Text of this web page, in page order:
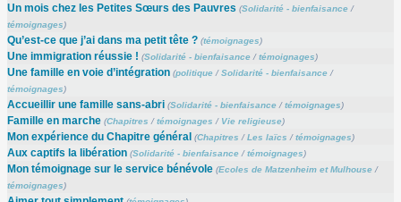
Un mois chez les Petites Sœurs des Pauvres (Solidarité - bienfaisance/
témoignages)
Qu’est-ce que j’ai dans ma petit tête ? (témoignages)
Une immigration réussie ! (Solidarité - bienfaisance/témoignages)
Une famille en voie d’intégration (politique/Solidarité - bienfaisance/
témoignages)
Accueillir une famille sans-abri (Solidarité - bienfaisance/témoignages)
Famille en marche (Chapitres /témoignages / Vie religieuse)
Mon expérience du Chapitre général (Chapitres /Les laïcs /témoignages)
Aux captifs la libération (Solidarité - bienfaisance/témoignages)
Mon témoignage sur le service bénévole (Ecoles de Matzenheim et Mulhouse/
témoignages)